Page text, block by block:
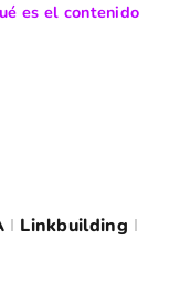
es el contenido
Linkbuilding